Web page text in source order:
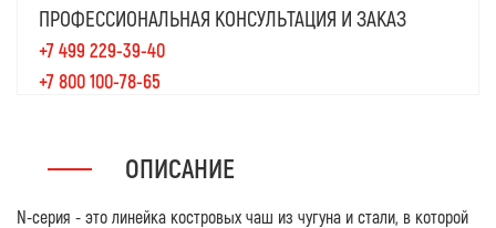
ПРОФЕССИОНАЛЬНАЯ КОНСУЛЬТАЦИЯ И ЗАКАЗ
+7 499 229-39-40
+7 800 100-78-65
ОПИСАНИЕ
N-серия - это линейка костровых чаш из чугуна и стали, в которой